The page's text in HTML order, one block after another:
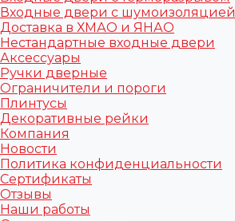
Входные двери с шумоизоляцией
Доставка в ХМАО и ЯНАО
Нестандартные входные двери
Аксессуары
Ручки дверные
Ограничители и пороги
Плинтусы
Декоративные рейки
Компания
Новости
Политика конфиденциальности
Сертификаты
Отзывы
Наши работы